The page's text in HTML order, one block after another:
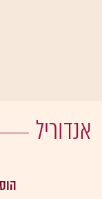
אנדוריל